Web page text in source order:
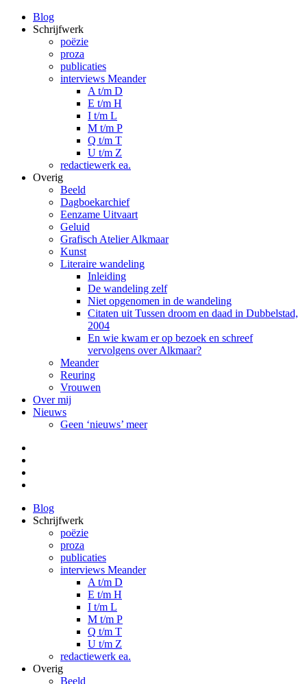
Blog
Schrijfwerk
poëzie
proza
publicaties
interviews Meander
A t/m D
E t/m H
I t/m L
M t/m P
Q t/m T
U t/m Z
redactiewerk ea.
Overig
Beeld
Dagboekarchief
Eenzame Uitvaart
Geluid
Grafisch Atelier Alkmaar
Kunst
Literaire wandeling
Inleiding
De wandeling zelf
Niet opgenomen in de wandeling
Citaten uit Tussen droom en daad in Dubbelstad,
2004
En wie kwam er op bezoek en schreef
vervolgens over Alkmaar?
Meander
Reuring
Vrouwen
Over mij
Nieuws
Geen ‘nieuws’ meer
Blog
Schrijfwerk
poëzie
proza
publicaties
interviews Meander
A t/m D
E t/m H
I t/m L
M t/m P
Q t/m T
U t/m Z
redactiewerk ea.
Overig
Beeld